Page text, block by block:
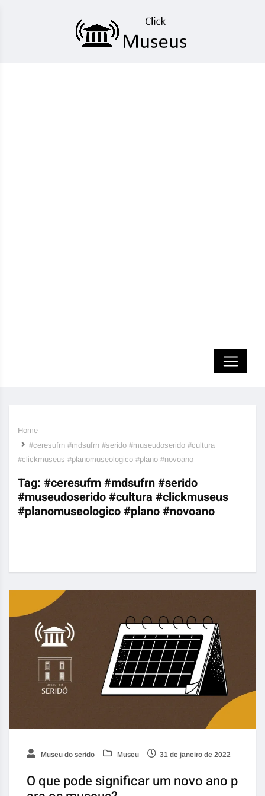
Home
#ceresufrn #mdsufrn #serido #museudoserido #cultura
#clickmuseus #planomuseologico #plano #novoano
Tag: #ceresufrn #mdsufrn #serido
#museudoserido #cultura #clickmuseus
#planomuseologico #plano #novoano
Museu do serido Museu 31 de janeiro de 2022
O que pode significar um novo ano p